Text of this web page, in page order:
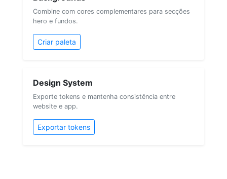
Combine com cores complementares para secções
hero e fundos.
Criar paleta
Design System
Exporte tokens e mantenha consistência entre
website e app.
Exportar tokens